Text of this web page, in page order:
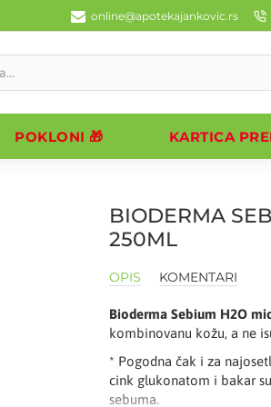
online@apotekajankovic.rs
POKLONI 🎁 KARTICA
BIODERMA
250ML
OPIS KOMENTARI
Bioderma Sebium H2O
kombinovanu kožu, a ne
* Pogodna čak i za
cink glukonatom i bakar
sebuma.